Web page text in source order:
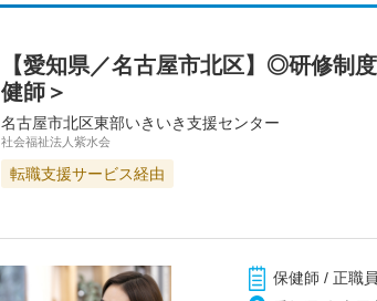
【愛知県／名古屋市北区】◎研修制
健師＞
名古屋市北区東部いきいき支援センター
社会福祉法人紫水会
転職支援サービス経由
保健師 / 正職員